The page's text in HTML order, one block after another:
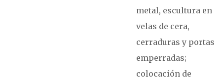
metal, escultura en
velas de cera,
cerraduras y portas
emperradas;
colocación de